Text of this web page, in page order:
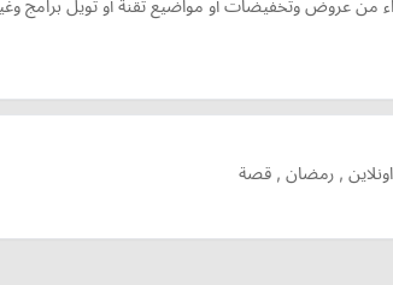
وتخفيضات أو مواضيع تقنة أو تويل برامج